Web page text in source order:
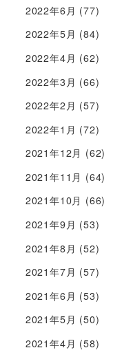
2022年6月 (77)
2022年5月 (84)
2022年4月 (62)
2022年3月 (66)
2022年2月 (57)
2022年1月 (72)
2021年12月 (62)
2021年11月 (64)
2021年10月 (66)
2021年9月 (53)
2021年8月 (52)
2021年7月 (57)
2021年6月 (53)
2021年5月 (50)
2021年4月 (58)